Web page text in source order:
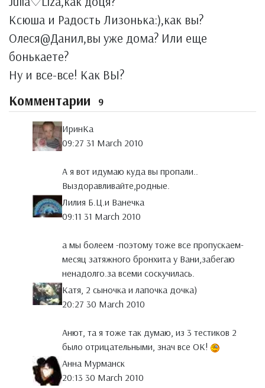
Ксюша и Радость Лизонька:),как вы?
Олеся@Данил,вы уже дома? Или еще
бонькаете?
Ну и все-все! Как ВЫ?
Комментарии 9
ИринКа
09:27 31 March 2010
А я вот идумаю куда вы пропали..
Выздоравливайте,родные.
Лилия Б.Ц.и Ванечка
09:11 31 March 2010
а мы болеем -поэтому тоже все пропускаем-
месяц затяжного бронхита у Вани,забегаю
ненадолго.за всеми соскучилась.
Катя, 2 сыночка и лапочка дочка)
20:27 30 March 2010
Анют, та я тоже так думаю, из 3 тестиков 2
было отрицательными, знач все ОК!
Анна Мурманск
20:13 30 March 2010